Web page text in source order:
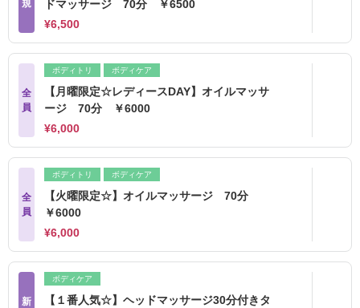
規
ドマッサージ 70分 ￥6500
¥6,500
全
員
ボディトリ ボディケア
【月曜限定☆レディースDAY】オイルマッサ
ージ 70分 ￥6000
¥6,000
全
員
ボディトリ ボディケア
【火曜限定☆】オイルマッサージ 70分
￥6000
¥6,000
新
ボディケア
【１番人気☆】ヘッドマッサージ30分付きタ